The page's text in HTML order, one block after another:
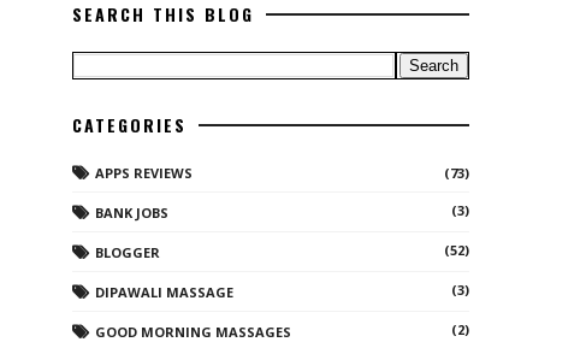
SEARCH THIS BLOG
CATEGORIES
APPS REVIEWS (73)
BANK JOBS (3)
BLOGGER (52)
DIPAWALI MASSAGE (3)
GOOD MORNING MASSAGES (2)